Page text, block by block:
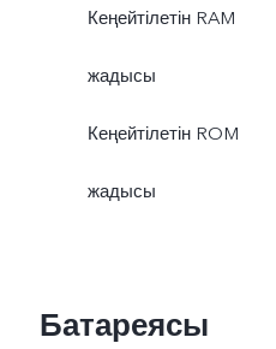
Кеңейтілетін RAM
жадысы
Кеңейтілетін ROM
жадысы
Батареясы